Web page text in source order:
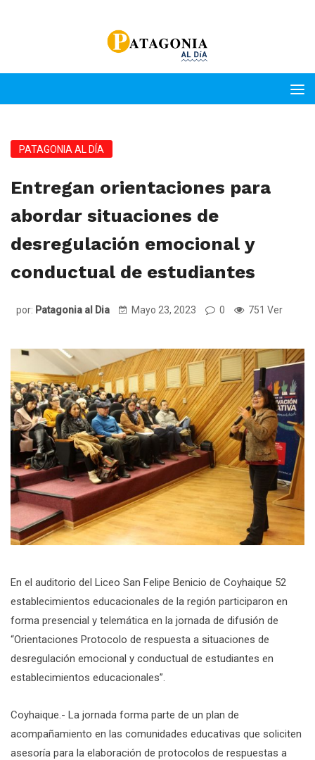
PATAGONIA AL DÍA
Entregan orientaciones para
abordar situaciones de
desregulación emocional y
conductual de estudiantes
por: Patagonia al Dia Mayo 23, 2023 0 751 Ver
En el auditorio del Liceo San Felipe Benicio de Coyhaique 52
establecimientos educacionales de la región participaron en
forma presencial y telemática en la jornada de difusión de
“Orientaciones Protocolo de respuesta a situaciones de
desregulación emocional y conductual de estudiantes en
establecimientos educacionales”.
Coyhaique.- La jornada forma parte de un plan de
acompañamiento en las comunidades educativas que soliciten
asesoría para la elaboración de protocolos de respuestas a